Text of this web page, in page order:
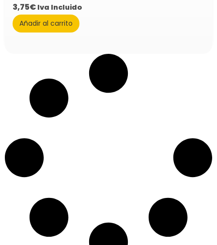
3,75€ Iva Incluido
Añadir al carrito